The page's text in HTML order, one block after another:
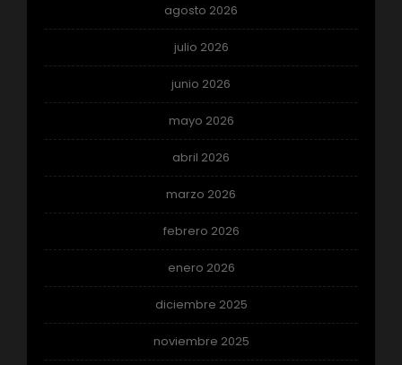
agosto 2026
julio 2026
junio 2026
mayo 2026
abril 2026
marzo 2026
febrero 2026
enero 2026
diciembre 2025
noviembre 2025